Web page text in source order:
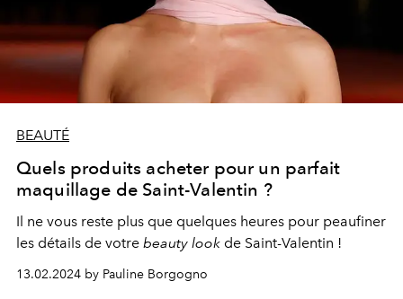
BEAUTÉ
Quels produits acheter pour un parfait
maquillage de Saint-Valentin ?
Il ne vous reste plus que quelques heures pour peaufiner
les détails de votre beauty look de Saint-Valentin !
13.02.2024 by Pauline Borgogno